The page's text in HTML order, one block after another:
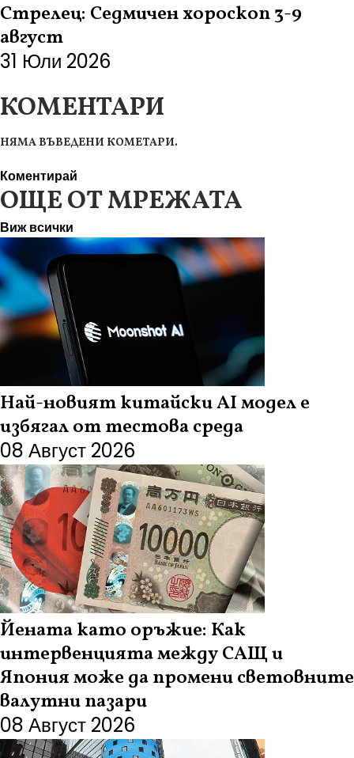
Стрелец: Седмичен хороскоп 3-9
август
31 Юли 2026
КОМЕНТАРИ
НЯМА ВЪВЕДЕНИ КОМЕТАРИ.
Коментирай
ОЩЕ ОТ МРЕЖАТА
Виж всички
Най-новият китайски AI модел е
избягал от тестова среда
08 Август 2026
Йената като оръжие: Как
интервенцията между САЩ и
Япония може да промени световните
валутни пазари
08 Август 2026